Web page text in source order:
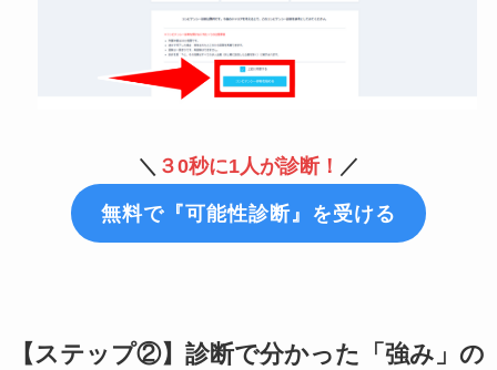
＼ ３0秒に1人が診断！ ／
無料で『可能性診断』を受ける
【ステップ②】診断で分かった「強み」の